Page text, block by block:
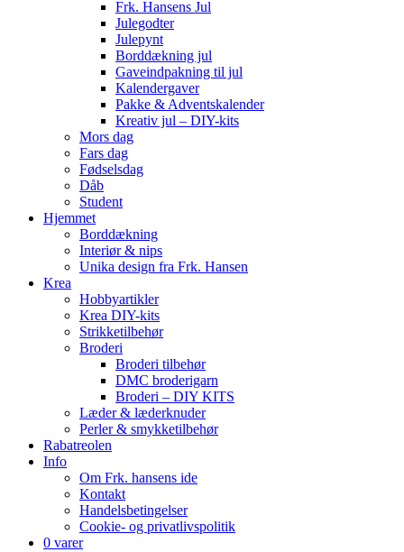
Frk. Hansens Jul
Julegodter
Julepynt
Borddækning jul
Gaveindpakning til jul
Kalendergaver
Pakke & Adventskalender
Kreativ jul – DIY-kits
Mors dag
Fars dag
Fødselsdag
Dåb
Student
Hjemmet
Borddækning
Interiør & nips
Unika design fra Frk. Hansen
Krea
Hobbyartikler
Krea DIY-kits
Strikketilbehør
Broderi
Broderi tilbehør
DMC broderigarn
Broderi – DIY KITS
Læder & læderknuder
Perler & smykketilbehør
Rabatreolen
Info
Om Frk. hansens ide
Kontakt
Handelsbetingelser
Cookie- og privatlivspolitik
0 varer